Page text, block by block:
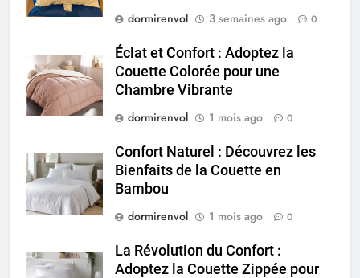
dormirenvol
3 semaines ago 0
Éclat et Confort : Adoptez la
Couette Colorée pour une
Chambre Vibrante
dormirenvol
1 mois ago 0
Confort Naturel : Découvrez les
Bienfaits de la Couette en
Bambou
dormirenvol
1 mois ago 0
La Révolution du Confort :
Adoptez la Couette Zippée pour